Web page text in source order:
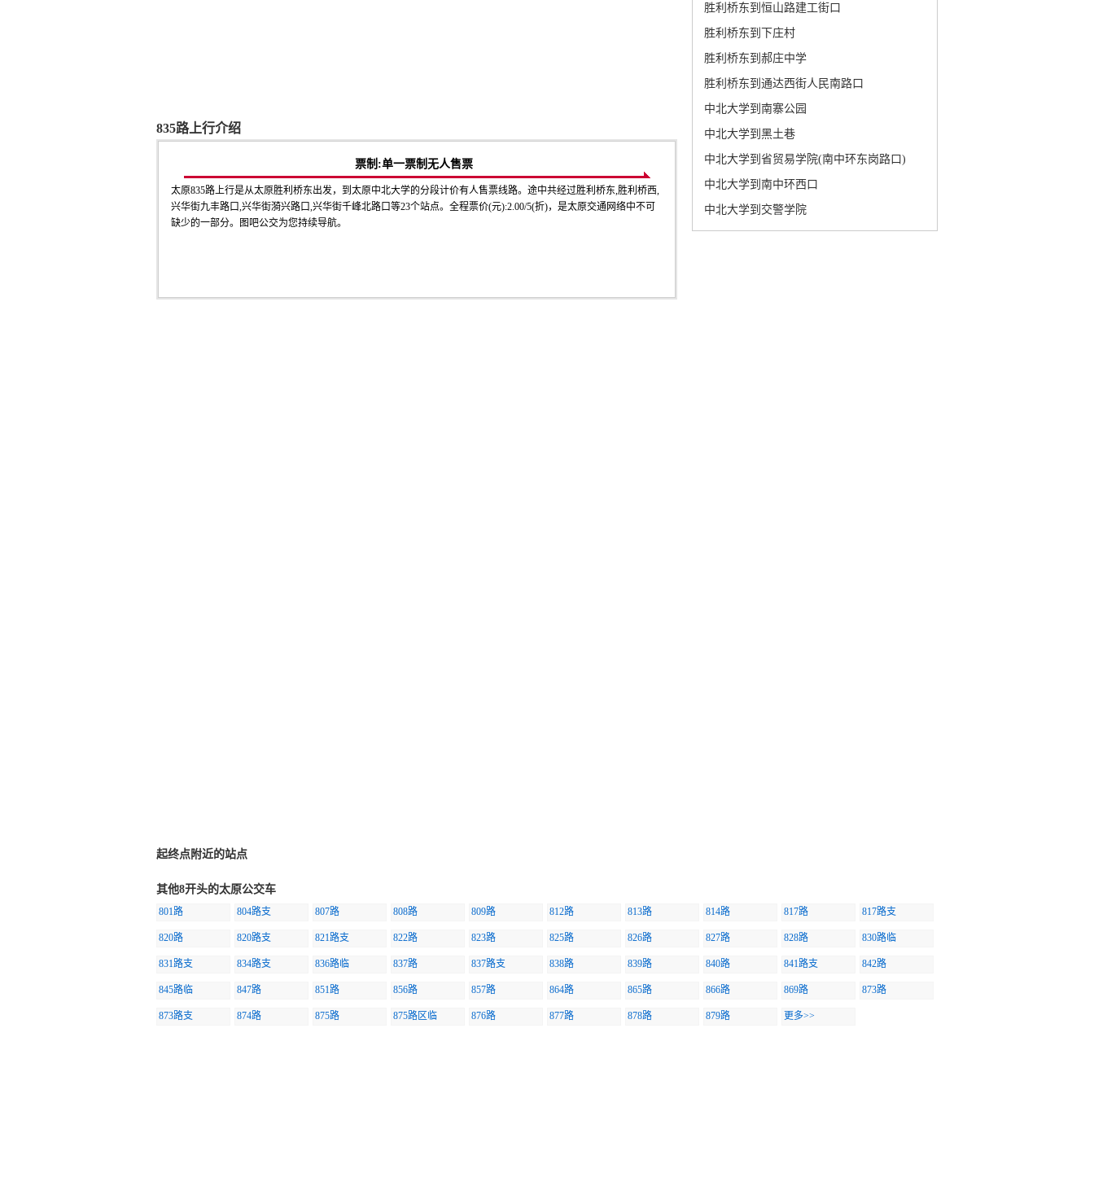
835路上行介绍
票制:单一票制无人售票
太原835路上行是从太原胜利桥东出发，到太原中北大学的分段计价有人售票线路。途中共经过胜利桥东,胜利桥西,
兴华街九丰路口,兴华街漪兴路口,兴华街千峰北路口等23个站点。全程票价(元):2.00/5(折)，是太原交通网络中不可
缺少的一部分。图吧公交为您持续导航。
胜利桥东到恒山路建工街口
胜利桥东到下庄村
胜利桥东到郝庄中学
胜利桥东到通达西街人民南路口
中北大学到南寨公园
中北大学到黑土巷
中北大学到省贸易学院(南中环东岗路口)
中北大学到南中环西口
中北大学到交警学院
起终点附近的站点
其他8开头的太原公交车
801路 804路支 807路 808路 809路 812路 813路 814路 817路 817路支
820路 820路支 821路支 822路 823路 825路 826路 827路 828路 830路临
831路支 834路支 836路临 837路 837路支 838路 839路 840路 841路支 842路
845路临 847路 851路 856路 857路 864路 865路 866路 869路 873路
873路支 874路 875路 875路区临 876路 877路 878路 879路 更多>>